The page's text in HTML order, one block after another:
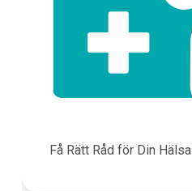
Få Rätt Råd för Din Hälsa